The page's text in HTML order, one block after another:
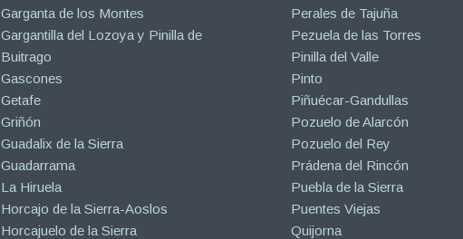
Garganta de los Montes
Gargantilla del Lozoya y Pinilla de
Buitrago
Gascones
Getafe
Griñón
Guadalix de la Sierra
Guadarrama
La Hiruela
Horcajo de la Sierra-Aoslos
Horcajuelo de la Sierra
Perales de Tajuña
Pezuela de las Torres
Pinilla del Valle
Pinto
Piñuécar-Gandullas
Pozuelo de Alarcón
Pozuelo del Rey
Prádena del Rincón
Puebla de la Sierra
Puentes Viejas
Quijorna